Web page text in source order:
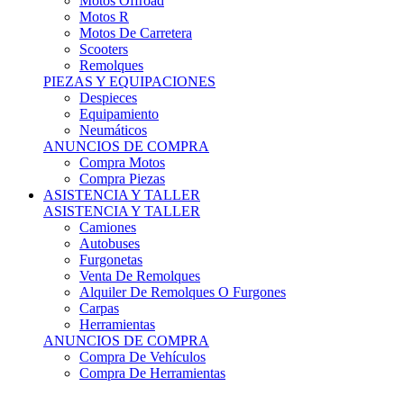
Motos R
Motos De Carretera
Scooters
Remolques
PIEZAS Y EQUIPACIONES
Despieces
Equipamiento
Neumáticos
ANUNCIOS DE COMPRA
Compra Motos
Compra Piezas
ASISTENCIA Y TALLER
ASISTENCIA Y TALLER
Camiones
Autobuses
Furgonetas
Venta De Remolques
Alquiler De Remolques O Furgones
Carpas
Herramientas
ANUNCIOS DE COMPRA
Compra De Vehículos
Compra De Herramientas